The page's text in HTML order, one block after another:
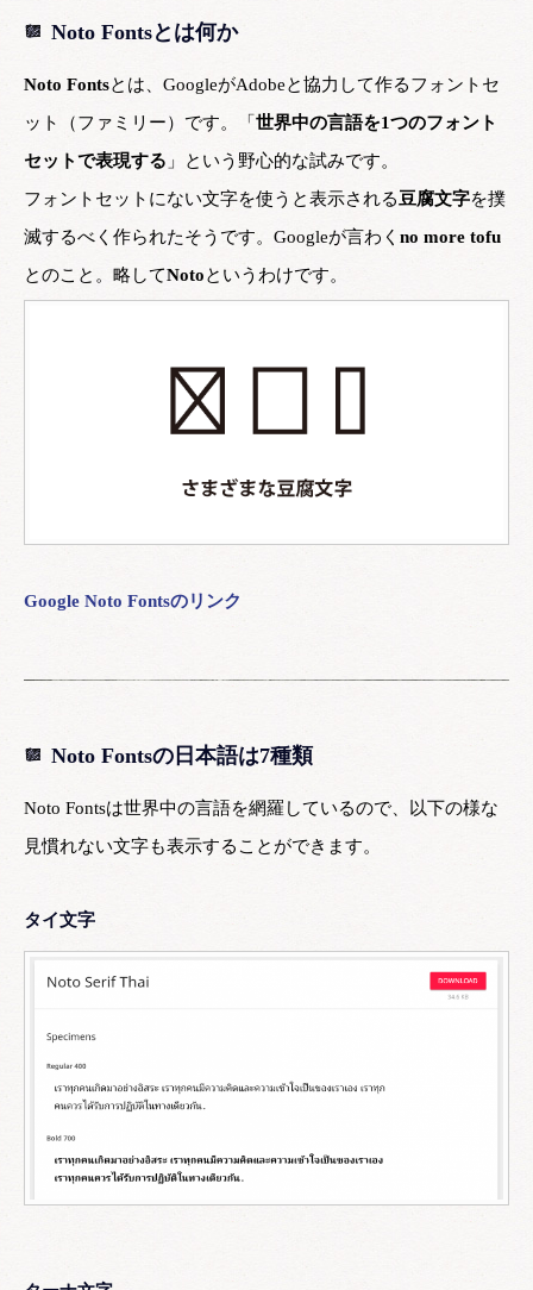
Noto Fontsとは何か
Noto Fontsとは、GoogleがAdobeと協力して作るフォントセ
ット（ファミリー）です。「 世界中の言語を1つのフォント
セットで表現する 」という野心的な試みです。
フォントセットにない文字を使うと表示される豆腐文字を撲
滅するべく作られたそうです。Googleが言わく no more tofu
とのこと。略してNotoというわけです。
Google Noto Fontsのリンク
Noto Fontsの日本語は7種類
Noto Fontsは世界中の言語を網羅しているので、以下の様な
見慣れない文字も表示することができます。
タイ文字